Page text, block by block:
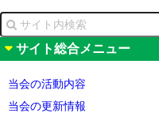
サイト総合メニュー
当会の活動内容
当会の更新情報